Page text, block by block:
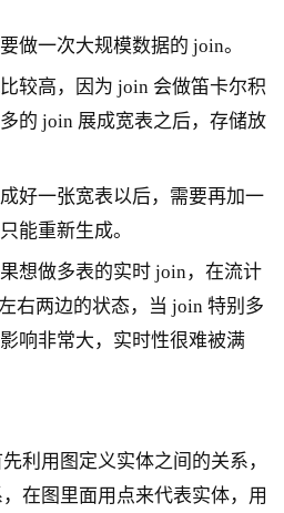
做一次大规模数据的 join。
较高，因为 join 会做笛卡尔积
的 join 展成宽表之后，存储放
好一张宽表以后，需要再加一
能重新生成。
想做多表的实时 join，在流计
右两边的状态，当 join 特别多
响非常大，实时性很难被满
利用图定义实体之间的关系，
在图里面用点来代表实体，用